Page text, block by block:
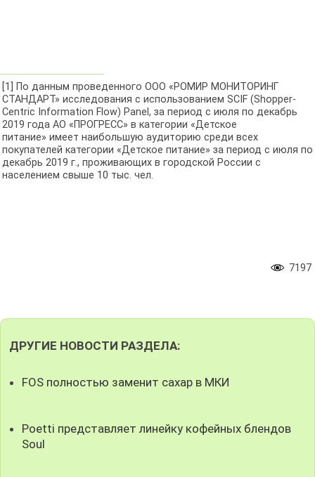
[1] По данным проведенного ООО «РОМИР МОНИТОРИНГ
СТАНДАРТ» исследования с использованием SCIF (Shopper-
Centric Information Flow) Panel, за период с июля по декабрь
2019 года АО «ПРОГРЕСС» в категории «Детское
питание» имеет наибольшую аудиторию среди всех
покупателей категории «Детское питание» за период с июля по
декабрь 2019 г., проживающих в городской России с
населением свыше 10 тыс. чел.
7197
ДРУГИЕ НОВОСТИ РАЗДЕЛА:
FOS полностью заменит сахар в МКИ
Poetti представляет линейку кофейных блендов
Soul